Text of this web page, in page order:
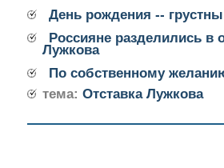
День рождения --
Россияне разделились в
Лужкова
По собственному
тема: Отставка Лужкова